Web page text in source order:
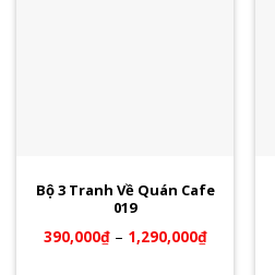
Bộ 3 Tranh Về Quán Cafe
019
390,000₫– 1,290,000₫